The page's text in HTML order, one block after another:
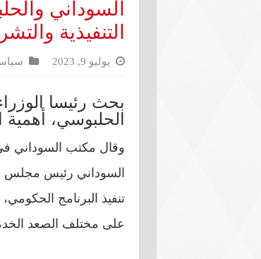
السوداني
التنفيذية
يوليو 9, 2023
بحث رئيسا
الحلبوسي، أهمية
وقال مكتب السوداني
السوداني رئيس مجلس
تنفيذ البرنامج
على مختلف الصعد